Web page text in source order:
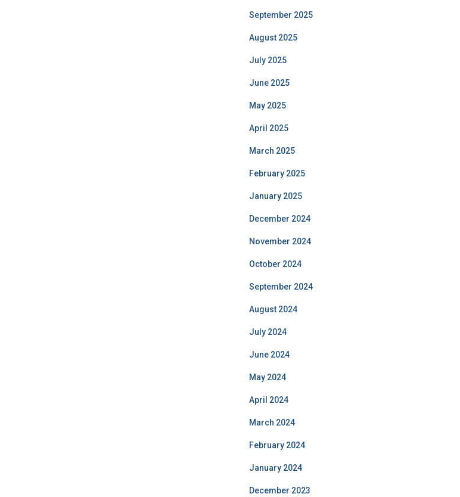
September 2025
August 2025
July 2025
June 2025
May 2025
April 2025
March 2025
February 2025
January 2025
December 2024
November 2024
October 2024
September 2024
August 2024
July 2024
June 2024
May 2024
April 2024
March 2024
February 2024
January 2024
December 2023